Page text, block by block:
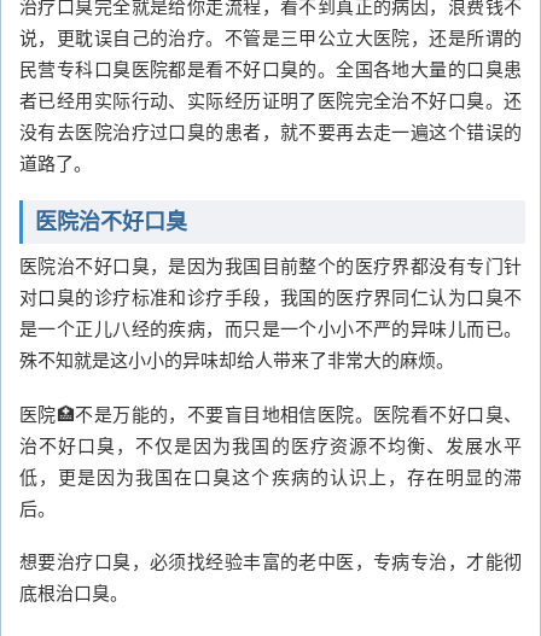
说，更耽误自己的治疗。不管是三甲公立大医院，还是所谓的
民营专科口臭医院都是看不好口臭的。全国各地大量的口臭患
者已经用实际行动、实际经历证明了医院完全治不好口臭。还
没有去医院治疗过口臭的患者，就不要再去走一遍这个错误的
道路了。
医院治不好口臭
医院治不好口臭，是因为我国目前整个的医疗界都没有专门针
对口臭的诊疗标准和诊疗手段，我国的医疗界同仁认为口臭不
是一个正儿八经的疾病，而只是一个小小不严的异味儿而已。
殊不知就是这小小的异味却给人带来了非常大的麻烦。
医院🏥不是万能的，不要盲目地相信医院。医院看不好口臭、
治不好口臭，不仅是因为我国的医疗资源不均衡、发展水平
低，更是因为我国在口臭这个疾病的认识上，存在明显的滞
后。
想要治疗口臭，必须找经验丰富的老中医，专病专治，才能彻
底根治口臭。